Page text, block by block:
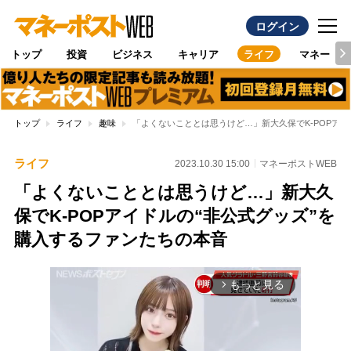
ログイン
トップ 投資 ビジネス キャリア ライフ マネー
トップ ライフ 趣味 「よくないこととは思うけど…」新大久保でK-POPア
ライフ 2023.10.30 15:00 マネーポストWEB
「よくないこととは思うけど…」新大久
保でK-POPアイドルの“非公式グッズ”を
購入するファンたちの本音
arrow_forward_ios もっと見る